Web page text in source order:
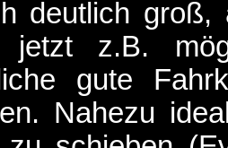
deutlich groß,
z.B.
gute
Nahezu